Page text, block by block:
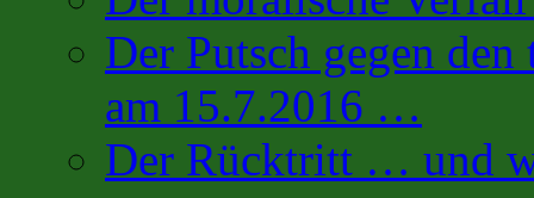
Der Putsch gegen
am 15.7.2016 …
Der Rücktritt … und